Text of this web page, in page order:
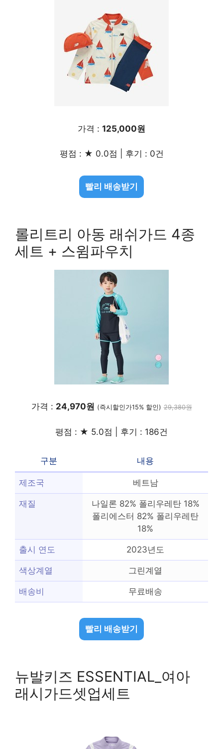
가격 : 125,000원
평점 : ★ 0.0점 | 후기 : 0건
빨리 배송받기
롤리트리 아동 래쉬가드 4종
세트 + 스윔파우치
가격 : 24,970원 (즉시할인가15% 할인) 29,380원
평점 : ★ 5.0점 | 후기 : 186건
구분 내용
제조국 베트남
재질
나일론 82% 폴리우레탄 18%
폴리에스터 82% 폴리우레탄
18%
출시 연도 2023년도
색상계열 그린계열
배송비 무료배송
빨리 배송받기
뉴발키즈 ESSENTIAL_여아
래시가드셋업세트